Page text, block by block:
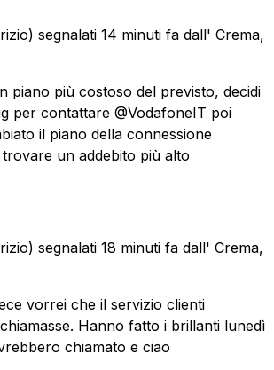
segnalati 14 minuti fa dall' Crema,
piano più costoso del previsto, decidi
per contattare @VodafoneIT poi
il piano della connessione
un addebito più alto
segnalati 18 minuti fa dall' Crema,
vorrei che il servizio clienti
Hanno fatto i brillanti lunedì
chiamato e ciao